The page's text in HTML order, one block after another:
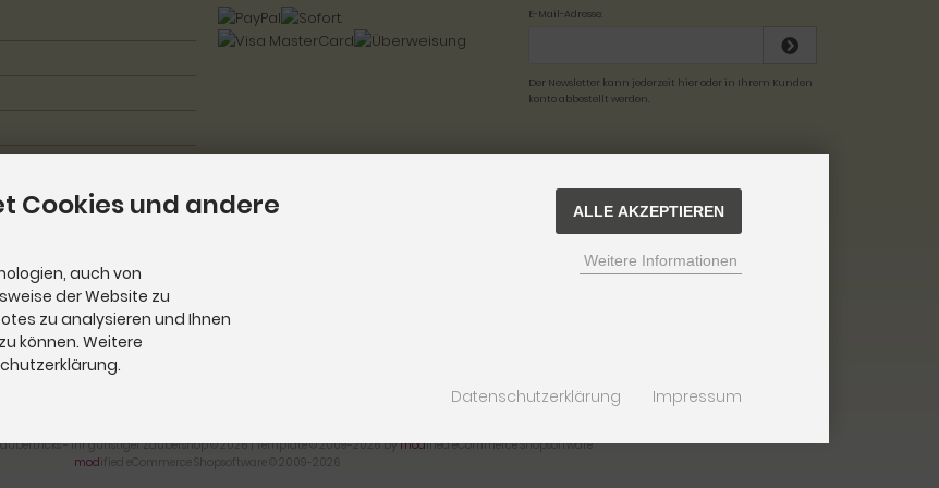
E-Mail-Adresse:
Der Newsletter kann jederzeit hier oder in Ihrem Kunden
konto abbestellt werden.
- Ihr günstiger Zaubershop © 2026 | Template © 2009-2026 bymodified eCommerce Shopsoftware
mod ified eCommerce Shopsoftware © 2009-2026
Cookies und andere
auch von
der Website zu
zu analysieren und Ihnen
können. Weitere
ALLE AKZEPTIEREN
Weitere Informationen
Datenschutzerklärung Impressum